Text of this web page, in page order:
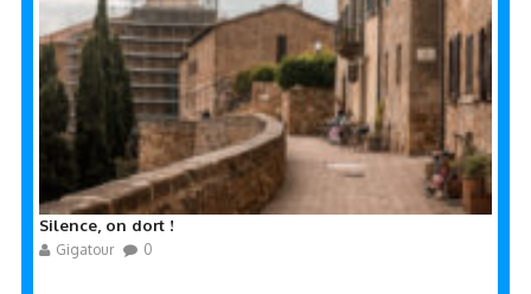
Silence, on dort !
Gigatour 0